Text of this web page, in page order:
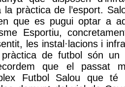
la pràctica de l’esport.
que es pugui optar a
Esportiu,
les instal·lacions i
de futbol són un
que el passat
Futbol Salou que